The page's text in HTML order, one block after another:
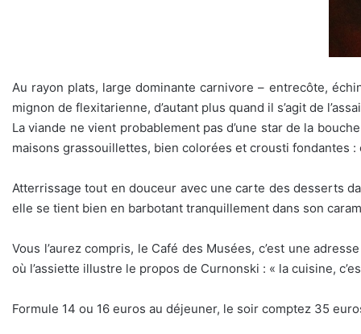
Au rayon plats, large dominante carnivore – entrecôte,
mignon de flexitarienne, d’autant plus quand il s’agit de
La viande ne vient probablement pas d’une star de la
maisons grassouillettes, bien colorées et crousti fondantes
Atterrissage tout en douceur avec une carte des desserts
elle se tient bien en barbotant tranquillement dans son
Vous l’aurez compris, le Café des Musées, c’est une
où l’assiette illustre le propos de Curnonski : « la cuisine,
Formule 14 ou 16 euros au déjeuner, le soir comptez 35